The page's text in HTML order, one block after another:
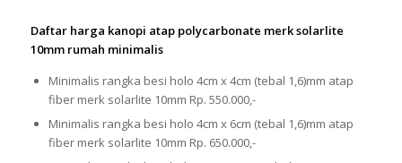
Daftar harga kanopi atap polycarbonate merk solarlite
10mm rumah minimalis
Minimalis rangka besi holo 4cm x 4cm (tebal 1,6)mm atap
fiber merk solarlite 10mm Rp. 550.000,-
Minimalis rangka besi holo 4cm x 6cm (tebal 1,6)mm atap
fiber merk solarlite 10mm Rp. 650.000,-